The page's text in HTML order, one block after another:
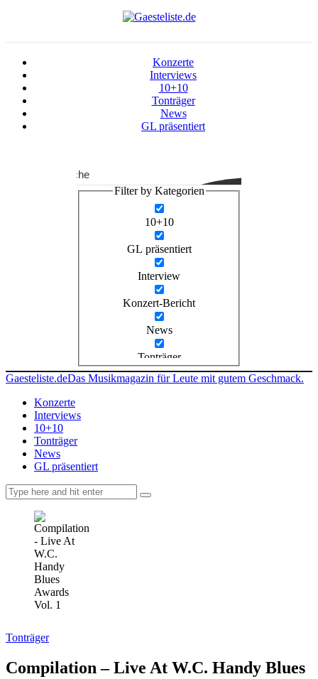
Konzerte
Interviews
10+10
Tonträger
News
GL präsentiert
Suche
Filter by Kategorien
10+10
GL präsentiert
Interview
Konzert-Bericht
News
Tonträger
Gaesteliste.deDas Musikmagazin für Leute mit gutem Geschmack.
Konzerte
Interviews
10+10
Tonträger
News
GL präsentiert
Tonträger
Compilation – Live At W.C. Handy Blues